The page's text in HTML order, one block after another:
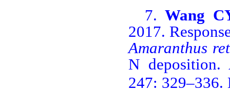
7.Wang
2017.
Amaranthus
N deposition.
247: 329‒336.